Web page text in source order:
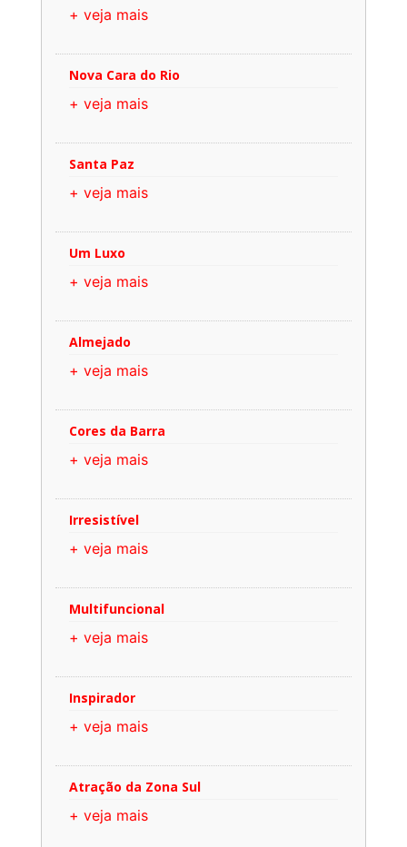
+ veja mais
Nova Cara do Rio
+ veja mais
Santa Paz
+ veja mais
Um Luxo
+ veja mais
Almejado
+ veja mais
Cores da Barra
+ veja mais
Irresistível
+ veja mais
Multifuncional
+ veja mais
Inspirador
+ veja mais
Atração da Zona Sul
+ veja mais